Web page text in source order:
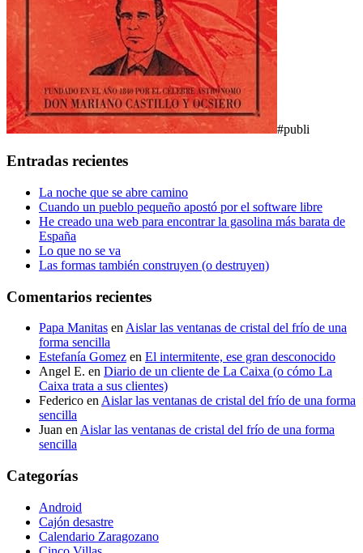
#publi
Entradas recientes
La noche que se abre camino
Cuando un pueblo pequeño apostó por el software libre
He creado una web para encontrar la gasolina más barata de
España
Lo que no se va
Las formas también construyen (o destruyen)
Comentarios recientes
Papa Manitas en Aislar las ventanas de cristal del frío de una
forma sencilla
Estefanía Gomez en El intermitente, ese gran desconocido
Angel E. en Diario de un cliente de La Caixa (o cómo La
Caixa trata a sus clientes)
Federico en Aislar las ventanas de cristal del frío de una forma
sencilla
Juan en Aislar las ventanas de cristal del frío de una forma
sencilla
Categorías
Android
Cajón desastre
Calendario Zaragozano